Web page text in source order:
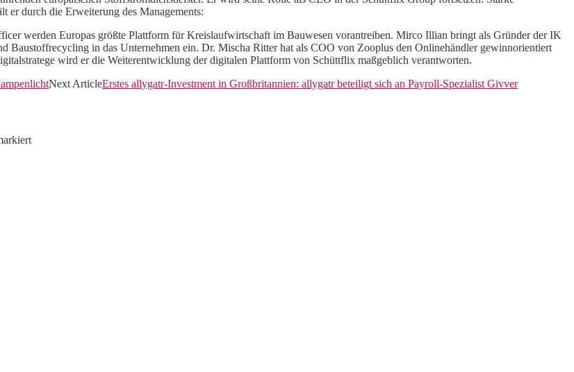
er durch die Erweiterung des Managements:
werden Europas größte Plattform für Kreislaufwirtschaft im Bauwesen vorantreiben. Mirco Illian bringt als Gründer der IK
Baustoffrecycling in das Unternehmen ein. Dr. Mischa Ritter hat als COO von Zooplus den Onlinehändler gewinnorientiert
wird er die Weiterentwicklung der digitalen Plattform von Schüttflix maßgeblich verantworten.
Next ArticleErstes allygatr-Investment in Großbritannien: allygatr beteiligt sich an Payroll-Spezialist Givver